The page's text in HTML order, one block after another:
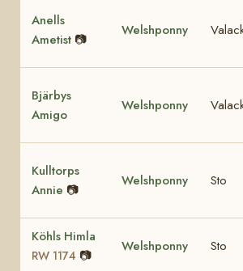
Anells
Ametist 📷
Welshponny
Bjärbys
Amigo
Welshponny
Kulltorps
Annie 📷
Welshponny Sto
Köhls Himla
RW 1174 📷
Welshponny Sto